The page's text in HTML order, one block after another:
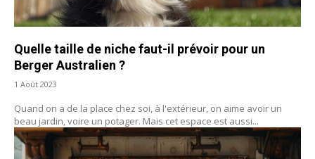
Quelle taille de niche faut-il prévoir pour un
Berger Australien ?
1 Août 2023
Quand on a de la place chez soi, à l'extérieur, on aime avoir un
beau jardin, voire un potager. Mais cet espace est aussi...